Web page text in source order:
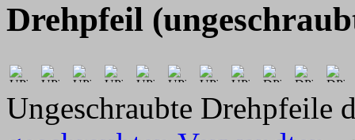
Drehpfeil
Ungeschraubte Drehpfeile